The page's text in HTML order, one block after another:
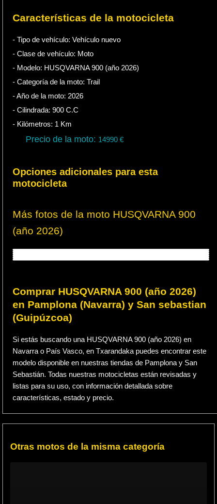
Características de la motocicleta
- Tipo de vehículo: Vehículo nuevo
- Clase de vehículo: Moto
- Modelo: HUSQVARNA 900 (año 2026)
- Categoría de la moto: Trail
- Año de la moto: 2026
- Cilindrada: 900 C.C
- Kilómetros: 1 Km
Precio de la moto: 14990€
Opciones adicionales para esta
motocicleta
Más fotos de la moto HUSQVARNA 900
(año 2026)
Comprar HUSQVARNA 900 (año 2026)
en Pamplona (Navarra) y San sebastian
(Guipúzcoa)
Si estás buscando una HUSQVARNA 900 (año 2026) en
Navarra o País Vasco, en Txarandaka puedes encontrar este
modelo disponible en nuestras tiendas de Pamplona y San
Sebastián. Todas nuestras motocicletas están revisadas y
listas para su uso, con información detallada sobre
características, estado y precio.
Otras motos de la misma categoría